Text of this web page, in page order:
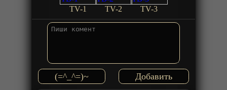
TV-1 TV-2 TV-3
(=^_^=)~